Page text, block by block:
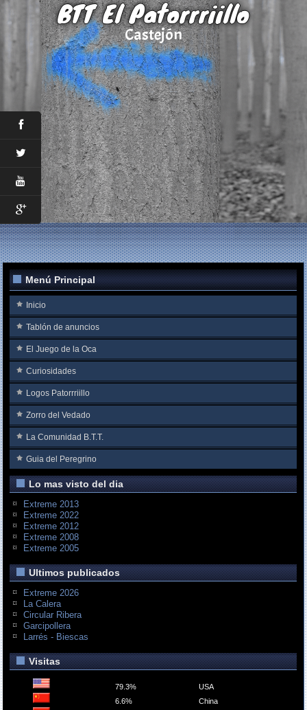
BTT El Patorrriillo
Castejón
Menú Principal
Inicio
Tablón de anuncios
El Juego de la Oca
Curiosidades
Logos Patorrriillo
Zorro del Vedado
La Comunidad B.T.T.
Guia del Peregrino
Lo mas visto del dia
Extreme 2013
Extreme 2022
Extreme 2012
Extreme 2008
Extreme 2005
Ultimos publicados
Extreme 2026
La Calera
Circular Ribera
Garcipollera
Larrés - Biescas
Visitas
79.3%
USA
6.6%
China